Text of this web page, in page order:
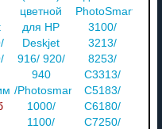
цветной
для HP
Deskjet
916/ 920/
940
/Photosmart
1000/
1100/
PhotoSmart
3100/
3213/
8253/
C3313/
C5183/
C6180/
C7250/